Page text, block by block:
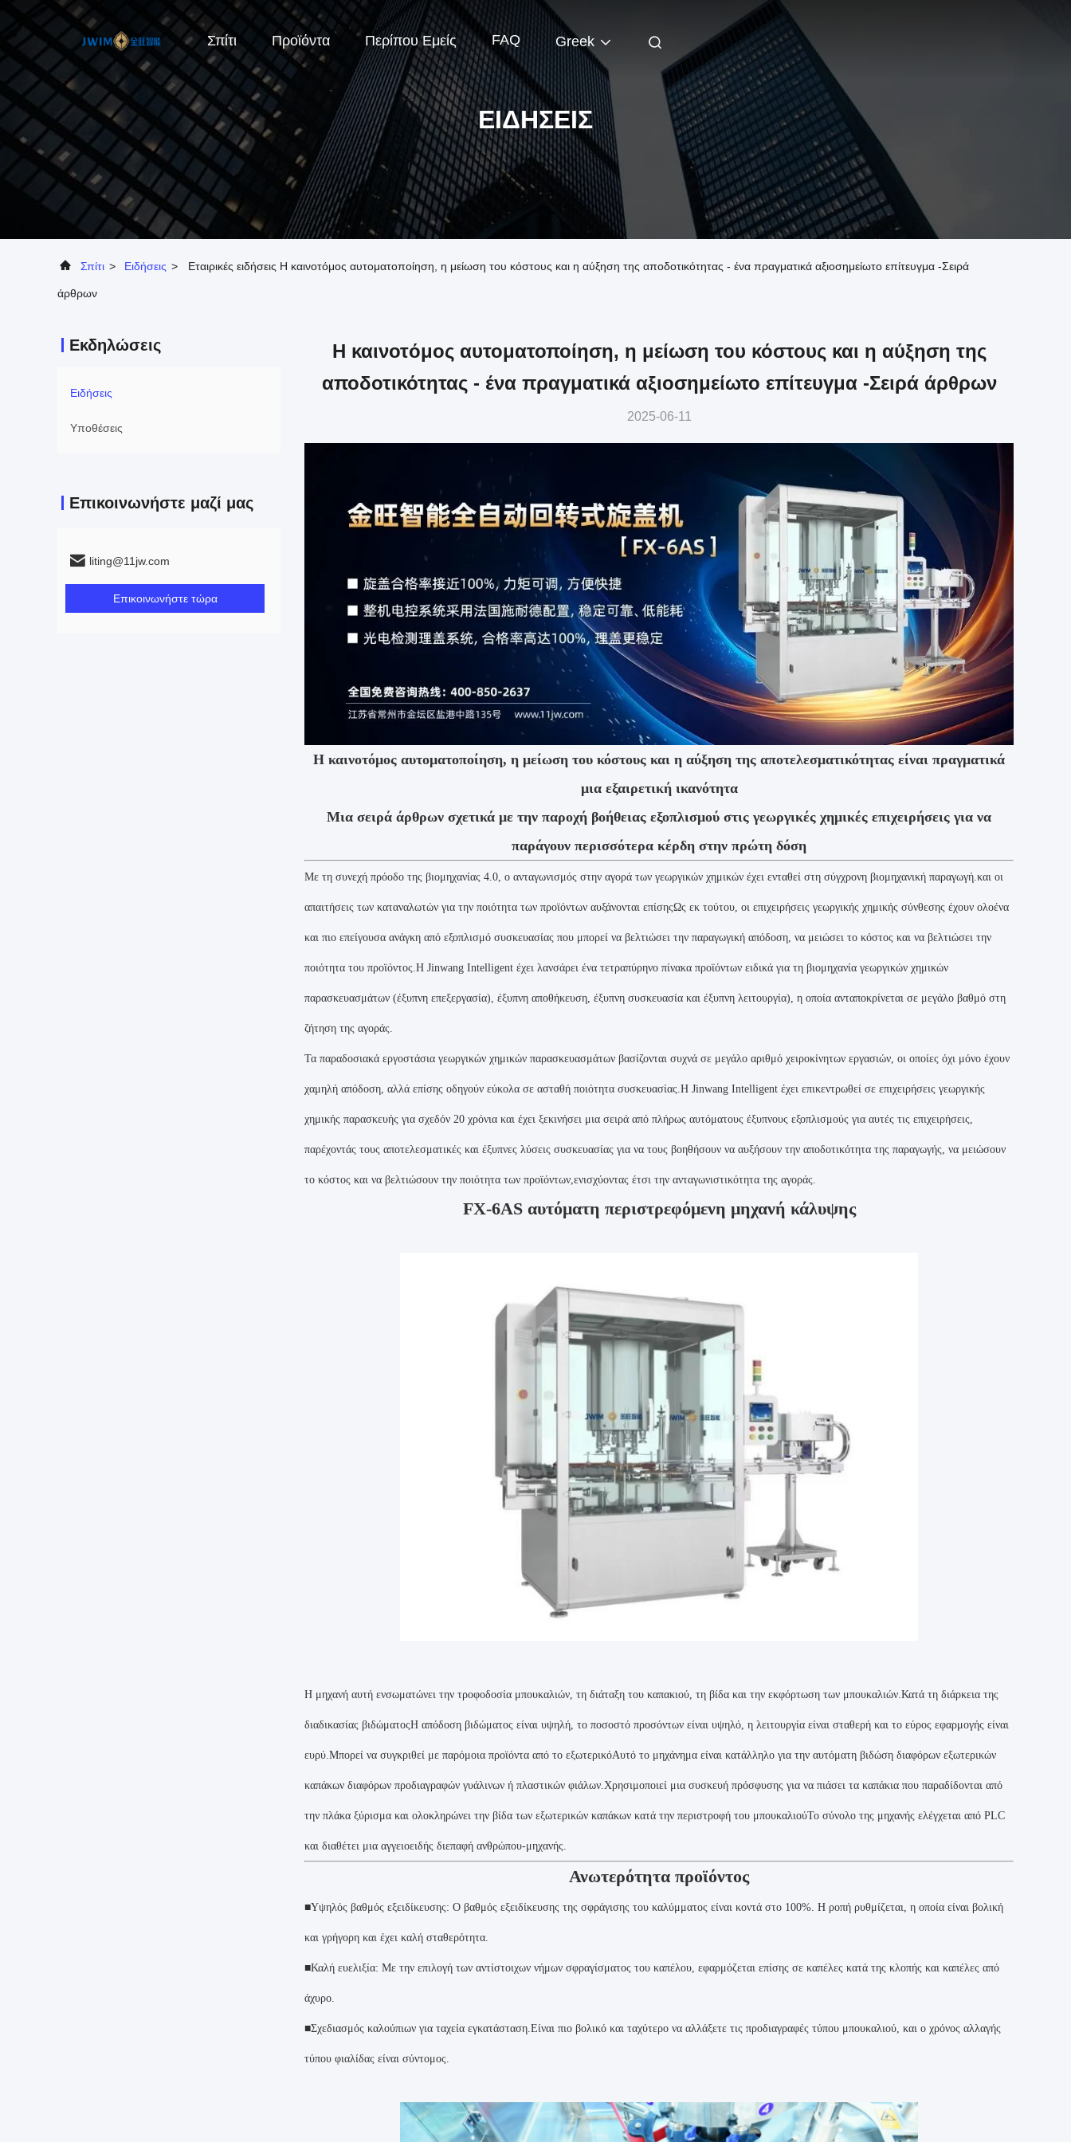
Σπίτι Προϊόντα Περίπου Εμείς FAQ Greek
ΕΙΔΉΣΕΙΣ
Σπίτι > Ειδήσεις > Εταιρικές ειδήσεις Η καινοτόμος αυτοματοποίηση, η μείωση του κόστους και η αύξηση της αποδοτικότητας - ένα πραγματικά αξιοσημείωτο επίτευγμα -Σειρά
άρθρων
Εκδηλώσεις
Ειδήσεις
Υποθέσεις
Επικοινωνήστε μαζί μας
liting@11jw.com
Επικοινωνήστε τώρα
Η καινοτόμος αυτοματοποίηση, η μείωση του κόστους και η αύξηση της
αποδοτικότητας - ένα πραγματικά αξιοσημείωτο επίτευγμα -Σειρά άρθρων
2025-06-11
Η καινοτόμος αυτοματοποίηση, η μείωση του κόστους και η αύξηση της αποτελεσματικότητας είναι πραγματικά
μια εξαιρετική ικανότητα
Μια σειρά άρθρων σχετικά με την παροχή βοήθειας εξοπλισμού στις γεωργικές χημικές επιχειρήσεις για να
παράγουν περισσότερα κέρδη στην πρώτη δόση
Με τη συνεχή πρόοδο της βιομηχανίας 4.0, ο ανταγωνισμός στην αγορά των γεωργικών χημικών έχει ενταθεί στη σύγχρονη βιομηχανική παραγωγή.και οι
απαιτήσεις των καταναλωτών για την ποιότητα των προϊόντων αυξάνονται επίσηςΩς εκ τούτου, οι επιχειρήσεις γεωργικής χημικής σύνθεσης έχουν ολοένα
και πιο επείγουσα ανάγκη από εξοπλισμό συσκευασίας που μπορεί να βελτιώσει την παραγωγική απόδοση, να μειώσει το κόστος και να βελτιώσει την
ποιότητα του προϊόντος.Η Jinwang Intelligent έχει λανσάρει ένα τετραπύρηνο πίνακα προϊόντων ειδικά για τη βιομηχανία γεωργικών χημικών
παρασκευασμάτων (έξυπνη επεξεργασία), έξυπνη αποθήκευση, έξυπνη συσκευασία και έξυπνη λειτουργία), η οποία ανταποκρίνεται σε μεγάλο βαθμό στη
ζήτηση της αγοράς.
Τα παραδοσιακά εργοστάσια γεωργικών χημικών παρασκευασμάτων βασίζονται συχνά σε μεγάλο αριθμό χειροκίνητων εργασιών, οι οποίες όχι μόνο έχουν
χαμηλή απόδοση, αλλά επίσης οδηγούν εύκολα σε ασταθή ποιότητα συσκευασίας.Η Jinwang Intelligent έχει επικεντρωθεί σε επιχειρήσεις γεωργικής
χημικής παρασκευής για σχεδόν 20 χρόνια και έχει ξεκινήσει μια σειρά από πλήρως αυτόματους έξυπνους εξοπλισμούς για αυτές τις επιχειρήσεις,
παρέχοντάς τους αποτελεσματικές και έξυπνες λύσεις συσκευασίας για να τους βοηθήσουν να αυξήσουν την αποδοτικότητα της παραγωγής, να μειώσουν
το κόστος και να βελτιώσουν την ποιότητα των προϊόντων,ενισχύοντας έτσι την ανταγωνιστικότητα της αγοράς.
FX-6AS αυτόματη περιστρεφόμενη μηχανή κάλυψης
Η μηχανή αυτή ενσωματώνει την τροφοδοσία μπουκαλιών, τη διάταξη του καπακιού, τη βίδα και την εκφόρτωση των μπουκαλιών.Κατά τη διάρκεια της
διαδικασίας βιδώματοςΗ απόδοση βιδώματος είναι υψηλή, το ποσοστό προσόντων είναι υψηλό, η λειτουργία είναι σταθερή και το εύρος εφαρμογής είναι
ευρύ.Μπορεί να συγκριθεί με παρόμοια προϊόντα από το εξωτερικόΑυτό το μηχάνημα είναι κατάλληλο για την αυτόματη βιδώση διαφόρων εξωτερικών
καπάκων διαφόρων προδιαγραφών γυάλινων ή πλαστικών φιάλων.Χρησιμοποιεί μια συσκευή πρόσφυσης για να πιάσει τα καπάκια που παραδίδονται από
την πλάκα ξύρισμα και ολοκληρώνει την βίδα των εξωτερικών καπάκων κατά την περιστροφή του μπουκαλιούΤο σύνολο της μηχανής ελέγχεται από PLC
και διαθέτει μια αγγειοειδής διεπαφή ανθρώπου-μηχανής.
Ανωτερότητα προϊόντος
■Υψηλός βαθμός εξειδίκευσης: Ο βαθμός εξειδίκευσης της σφράγισης του καλύμματος είναι κοντά στο 100%. Η ροπή ρυθμίζεται, η οποία είναι βολική
και γρήγορη και έχει καλή σταθερότητα.
■Καλή ευελιξία: Με την επιλογή των αντίστοιχων νήμων σφραγίσματος του καπέλου, εφαρμόζεται επίσης σε καπέλες κατά της κλοπής και καπέλες από
άχυρο.
■Σχεδιασμός καλούπιων για ταχεία εγκατάσταση.Είναι πιο βολικό και ταχύτερο να αλλάξετε τις προδιαγραφές τύπου μπουκαλιού, και ο χρόνος αλλαγής
τύπου φιαλίδας είναι σύντομος.